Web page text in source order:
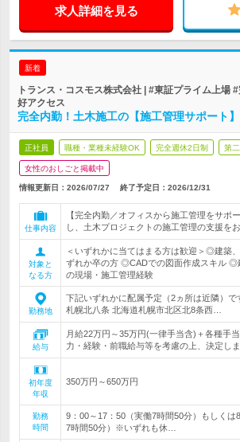
求人詳細を見る
新着
トランス・コスモス株式会社 | #東証プライム上場
好アクセス
完全内勤！土木施工の【施工管理サポート
正社員 職種・業種未経験OK 完全週休2日制 第
女性のおしごと掲載中
情報更新日：2026/07/27 終了予定日： 2026/12/31
仕事内容
【完全内勤／オフィスから施工管理をサポ
し、土木プロジェクトの施工管理の支援をお
対象と
なる方
＜いずれかに当てはまる方は歓迎＞◎建築
ずれか卒の方 ◎CADでの図面作成スキル ◎
の現場・施工管理経験
勤務地
下記いずれかに配属予定（2ヵ所は近隣）で
札幌北八条 北海道札幌市北区北8条西…
給与
月給22万円～35万円(一律手当含)＋各種手
力・経験・前職給与等を考慮の上、決定し
初年度
年収
350万円～650万円
勤務
時間
9：00～17：50（実働7時間50分）もしくは
7時間50分）※いずれも休…